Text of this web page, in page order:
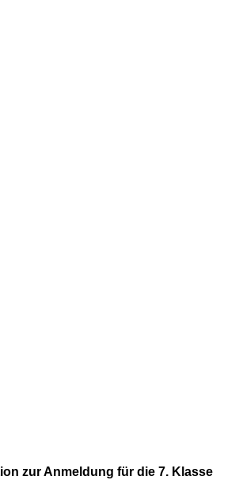
zur Anmeldung für die 7. Klasse